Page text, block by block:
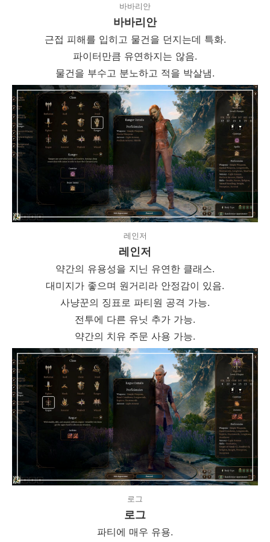
바바리안
바바리안
근접 피해를 입히고 물건을 던지는데 특화.
파이터만큼 유연하지는 않음.
물건을 부수고 분노하고 적을 박살냄.
레인저
레인저
약간의 유용성을 지닌 유연한 클래스.
대미지가 좋으며 원거리라 안정감이 있음.
사냥꾼의 징표로 파티원 공격 가능.
전투에 다른 유닛 추가 가능.
약간의 치유 주문 사용 가능.
로그
로그
파티에 매우 유용.